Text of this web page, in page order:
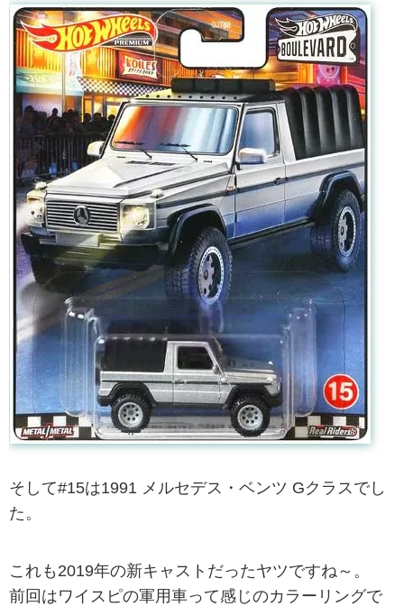
そして#15は1991 メルセデス・ベンツ Gクラスでし
た。
これも2019年の新キャストだったヤツですね～。
前回はワイスピの軍用車って感じのカラーリングで